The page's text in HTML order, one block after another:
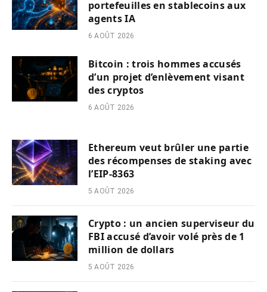
portefeuilles en stablecoins aux
agents IA
6 AOÛT 2026
Bitcoin : trois hommes accusés
d’un projet d’enlèvement visant
des cryptos
6 AOÛT 2026
Ethereum veut brûler une partie
des récompenses de staking avec
l’EIP-8363
5 AOÛT 2026
Crypto : un ancien superviseur du
FBI accusé d’avoir volé près de 1
million de dollars
5 AOÛT 2026